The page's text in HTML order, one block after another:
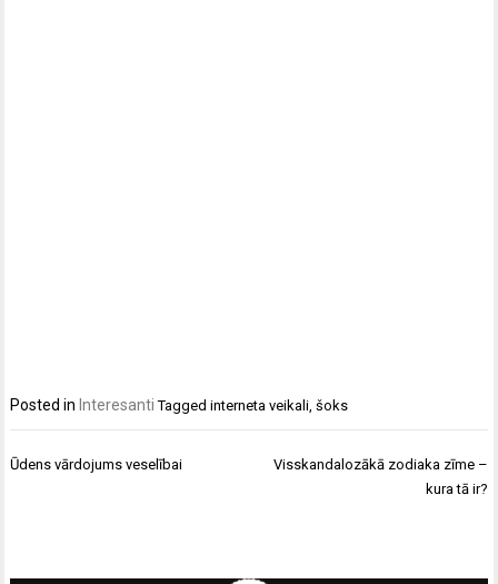
Posted in Interesanti Taggedinterneta veikali,šoks
Ziņu
Ūdens vārdojums veselībai
Visskandalozākā zodiaka zīme –
kura tā ir?